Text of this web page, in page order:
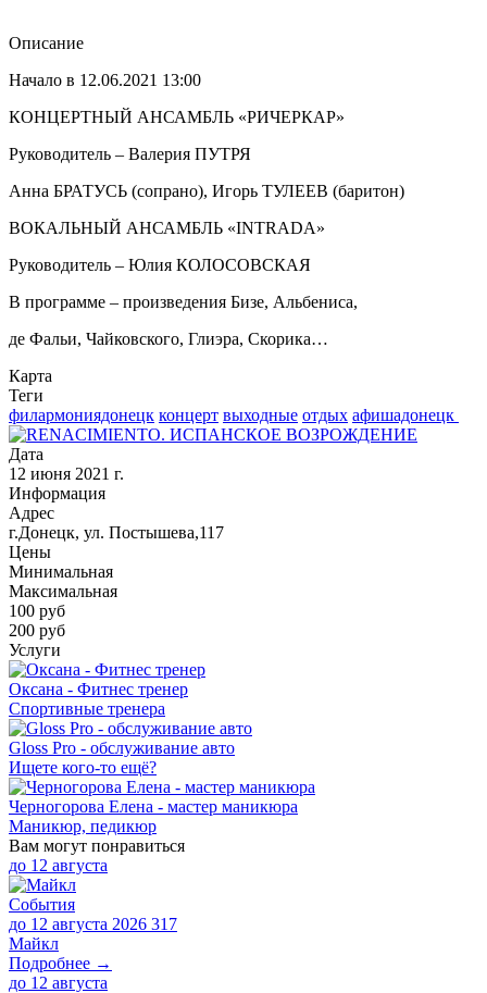
Описание
Начало в 12.06.2021 13:00
КОНЦЕРТНЫЙ АНСАМБЛЬ «РИЧЕРКАР»
Руководитель – Валерия ПУТРЯ
Анна БРАТУСЬ (сопрано), Игорь ТУЛЕЕВ (баритон)
ВОКАЛЬНЫЙ АНСАМБЛЬ «INTRADA»
Руководитель – Юлия КОЛОСОВСКАЯ
В программе – произведения Бизе, Альбениса,
де Фальи, Чайковского, Глиэра, Скорика…
Карта
Теги
филармониядонецк концерт выходные отдых афишадонецк ​
Дата
12 июня 2021 г.
Информация
Адрес
г.Донецк, ул. Постышева,117
Цены
Минимальная
Максимальная
100 руб
200 руб
Услуги
Оксана - Фитнес тренер
Спортивные тренера
Gloss Pro - обслуживание авто
Ищете кого-то ещё?
Черногорова Елена - мастер маникюра
Маникюр, педикюр
Вам могут понравиться
до 12 августа
События
до 12 августа 2026 317
Майкл
Подробнее →
до 12 августа